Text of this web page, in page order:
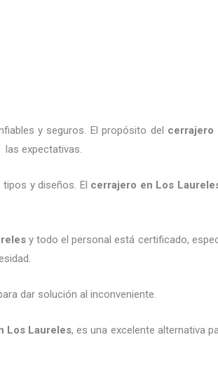
y seguros. El propósito del cerrajero
expectativas.
y diseños. El cerrajero en Los
y todo el personal está certificado,
dar solución al inconveniente.
Los Laureles, es una excelente alternativa